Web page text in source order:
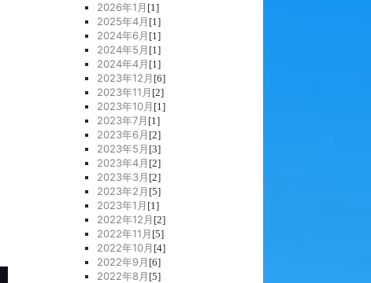
2026年1月 [1]
2025年4月 [1]
2024年6月 [1]
2024年5月 [1]
2024年4月 [1]
2023年12月 [6]
2023年11月 [2]
2023年10月 [1]
2023年7月 [1]
2023年6月 [2]
2023年5月 [3]
2023年4月 [2]
2023年3月 [2]
2023年2月 [5]
2023年1月 [1]
2022年12月 [2]
2022年11月 [5]
2022年10月 [4]
2022年9月 [6]
2022年8月 [5]